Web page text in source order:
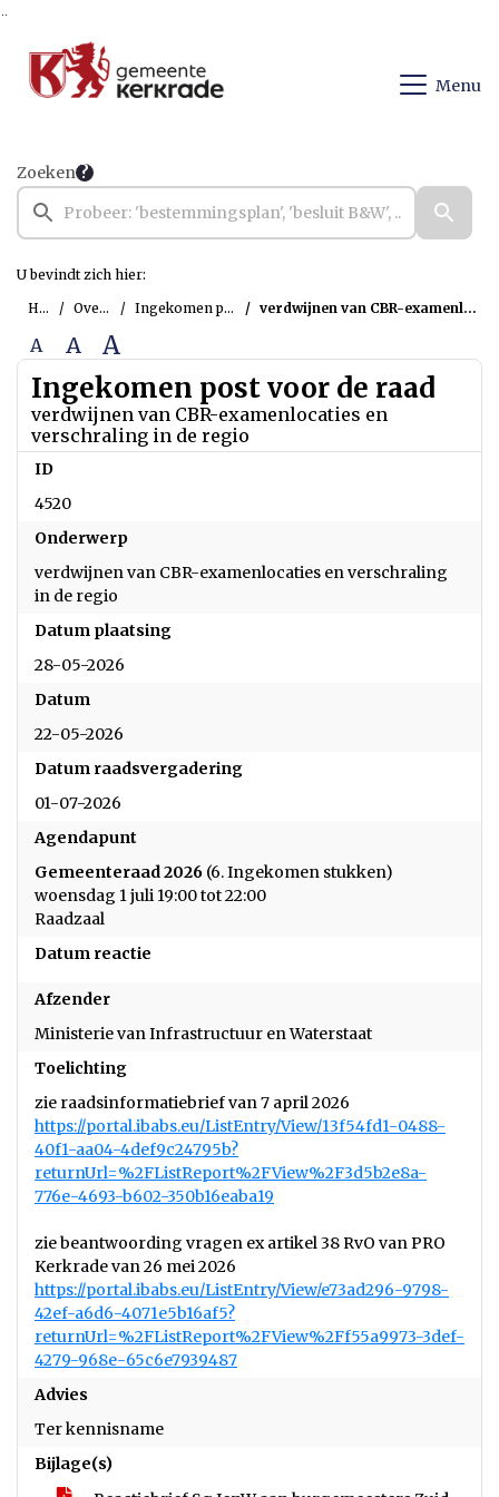
Menu
Zoeken
U bevindt zich hier:
Home
Overzichten Ingekomen post voor de raad verdwijnen van CBR-examenlocaties en verschraling in de regio
A A A
Ingekomen post voor de raad
verdwijnen van CBR-examenlocaties en
verschraling in de regio
ID
4520
Onderwerp
verdwijnen van CBR-examenlocaties en verschraling
in de regio
Datum plaatsing
28-05-2026
Datum
22-05-2026
Datum raadsvergadering
01-07-2026
Agendapunt
Gemeenteraad 2026 (6. Ingekomen stukken)
woensdag 1 juli 19:00 tot 22:00
Raadzaal
Datum reactie
Afzender
Ministerie van Infrastructuur en Waterstaat
Toelichting
https://portal.ibabs.eu/ListEntry/View/13f54fd1-0488-
40f1-aa04-4def9c24795b?
returnUrl=%2FListReport%2FView%2F3d5b2e8a-
776e-4693-b602-350b16eaba19
zie beantwoording vragen ex artikel 38 RvO van PRO
https://portal.ibabs.eu/ListEntry/View/e73ad296-9798-
42ef-a6d6-4071e5b16af5?
returnUrl=%2FListReport%2FView%2Ff55a9973-3def-
4279-968e-65c6e7939487
Advies
Ter kennisname
Bijlage(s)